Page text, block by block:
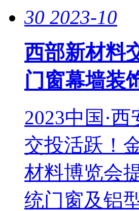
30 2023-10
西部新材料
门窗幕墙装
2023中国·
交投活跃！
材料博览会
统门窗及铝